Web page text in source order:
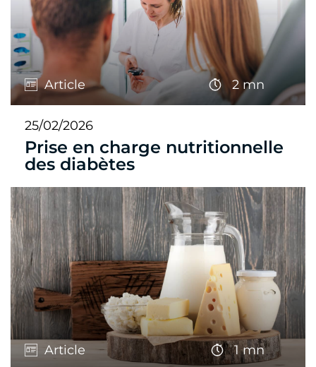
Article 2 mn
25/02/2026
Prise en charge nutritionnelle
des diabètes
Article 1 mn